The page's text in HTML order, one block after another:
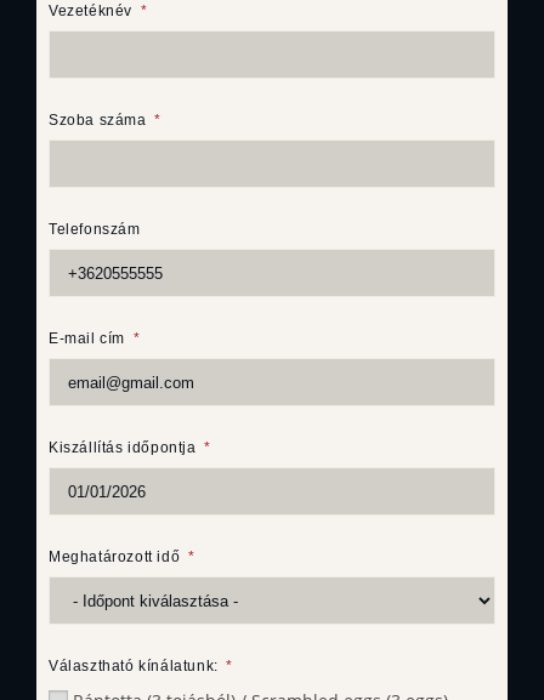
Vezetéknév
Szoba száma
Telefonszám
E-mail cím
Kiszállítás időpontja
Meghatározott idő
Választható kínálatunk: